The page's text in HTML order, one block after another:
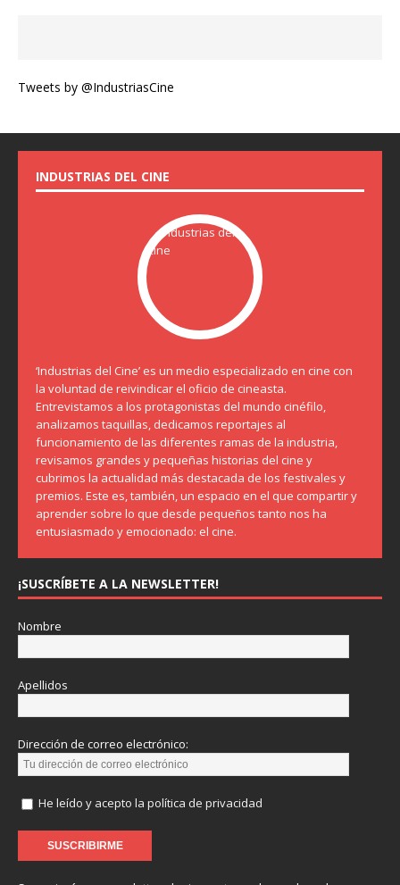
Tweets by @IndustriasCine
INDUSTRIAS DEL CINE
‘Industrias del Cine’ es un medio especializado en cine con
la voluntad de reivindicar el oficio de cineasta.
Entrevistamos a los protagonistas del mundo cinéfilo,
analizamos taquillas, dedicamos reportajes al
funcionamiento de las diferentes ramas de la industria,
revisamos grandes y pequeñas historias del cine y
cubrimos la actualidad más destacada de los festivales y
premios. Este es, también, un espacio en el que compartir y
aprender sobre lo que desde pequeños tanto nos ha
entusiasmado y emocionado: el cine.
¡SUSCRÍBETE A LA NEWSLETTER!
Nombre
Apellidos
Dirección de correo electrónico:
He leído y acepto la política de privacidad